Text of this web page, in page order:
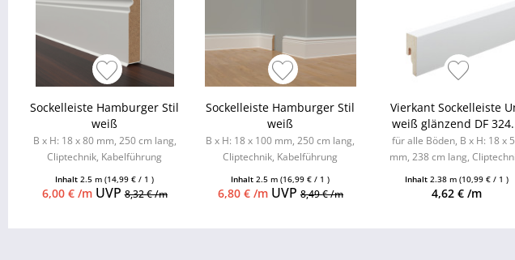
Sockelleiste Hamburger Stil
weiß
B x H: 18 x 80 mm, 250 cm lang,
Cliptechnik, Kabelführung
Zubehör...
Inhalt2.5 m(14,99 € / 1 )
6,00 € /mUVP8,32 € /m
Sockelleiste Hamburger Stil
weiß
B x H: 18 x 100 mm, 250 cm lang,
Cliptechnik, Kabelführung
Zubehör...
Inhalt2.5 m(16,99 € / 1 )
6,80 € /mUVP 8,49 € /m
Vierkant Sockelleiste
weiß glänzend DF
für alle Böden, B x H: 18 x
mm, 238 cm lang,
erhältlich
Inhalt 2.38 m (10,99 € / 1 )
4,62 € /m